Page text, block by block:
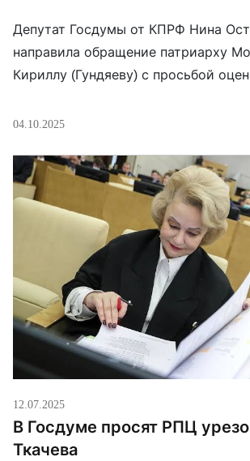
Депутат Госдумы от КПРФ Нина
направила обращение патриарху
Кириллу (Гундяеву) с просьбой
Бориса Корчевникова в своем
лучший друг фашизма, как и
потому что лжеидеология
и разрушает страну, о чём и
воевавший […]
04.10.2025
12.07.2025
В Госдуме просят РПЦ
Ткачева